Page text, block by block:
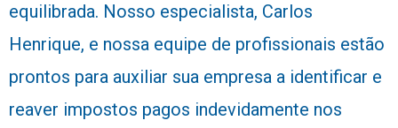
equilibrada. Nosso especialista, Carlos
Henrique, e nossa equipe de profissionais estão
prontos para auxiliar sua empresa a identificar e
reaver impostos pagos indevidamente nos